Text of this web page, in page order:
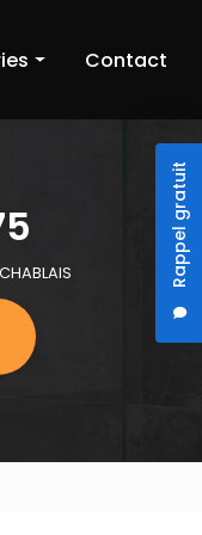
Rappel gratuit
et salle de bain
Contact